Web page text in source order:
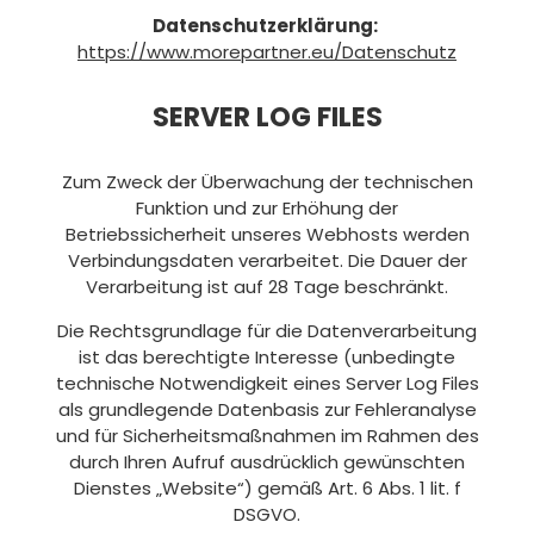
Datenschutzerklärung:
https://www.morepartner.eu/Datenschutz
SERVER LOG FILES
Zum Zweck der Überwachung der technischen
Funktion und zur Erhöhung der
Betriebssicherheit unseres Webhosts werden
Verbindungsdaten verarbeitet. Die Dauer der
Verarbeitung ist auf 28 Tage beschränkt.
Die Rechtsgrundlage für die Datenverarbeitung
ist das berechtigte Interesse (unbedingte
technische Notwendigkeit eines Server Log Files
als grundlegende Datenbasis zur Fehleranalyse
und für Sicherheitsmaßnahmen im Rahmen des
durch Ihren Aufruf ausdrücklich gewünschten
Dienstes „Website“) gemäß Art. 6 Abs. 1 lit. f
DSGVO.